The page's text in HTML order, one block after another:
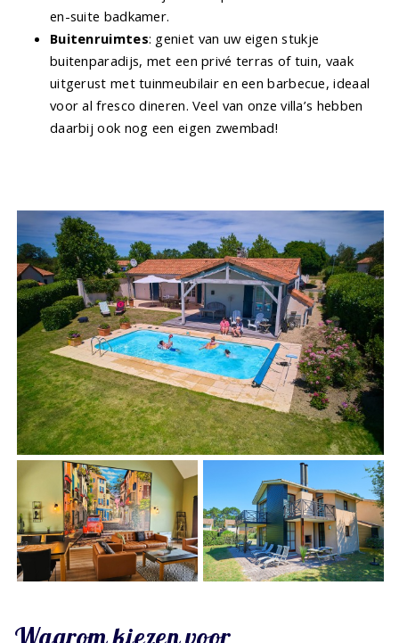
en-suite badkamer.
Buitenruimtes: geniet van uw eigen stukje
buitenparadijs, met een privé terras of tuin, vaak
uitgerust met tuinmeubilair en een barbecue, ideaal
voor al fresco dineren. Veel van onze villa’s hebben
daarbij ook nog een eigen zwembad!
Waarom kiezen voor